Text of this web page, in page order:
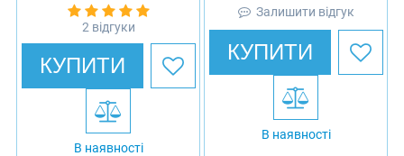
2 відгуки
КУПИТИ
В наявності
Залишити відгук
КУПИТИ
В наявності